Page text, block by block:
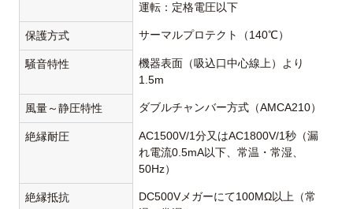
運転：定格電圧以下
保護方式 サーマルプロテクト（140℃）
騒音特性
機器表面（吸込口中心線上）より
1.5m
風量～静圧特性 ダブルチャンバー方式（AMCA210）
絶縁耐圧
AC1500V/1分又はAC1800V/1秒（漏
れ電流0.5mA以下、常温・常湿、
50Hz）
絶縁抵抗
DC500Vメガーにて100MΩ以上（常